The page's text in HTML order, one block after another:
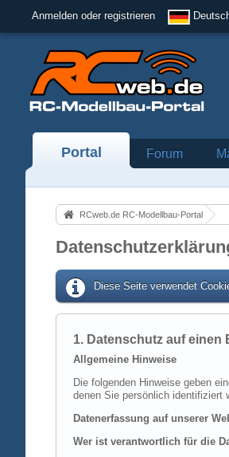
Anmelden oder registrieren
Portal Forum
RCweb.de RC-Modellbau-Portal
Diese Seite verwendet
1. Datenschutz auf einen
Allgemeine Hinweise
Die folgenden Hinweise geben
denen Sie persönlich identifiziert
Datenerfassung auf unserer
Wer ist verantwortlich für die